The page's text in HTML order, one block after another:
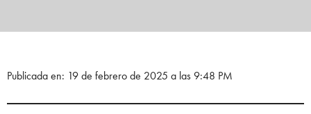
Publicada en: 19 de febrero de 2025 a las 9:48 PM